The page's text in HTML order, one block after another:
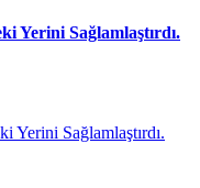
Yerini Sağlamlaştırdı.